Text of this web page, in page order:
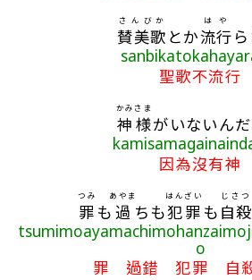
賛美歌
さんびか
とか流行
はや
聖歌不流行
神
かみ
様
さま
がいないん
因為沒有神
罪
つみ
も 過
あやま
ちも犯罪
はんざい
も 自殺
じさつ
o
罪 過錯 犯罪 自